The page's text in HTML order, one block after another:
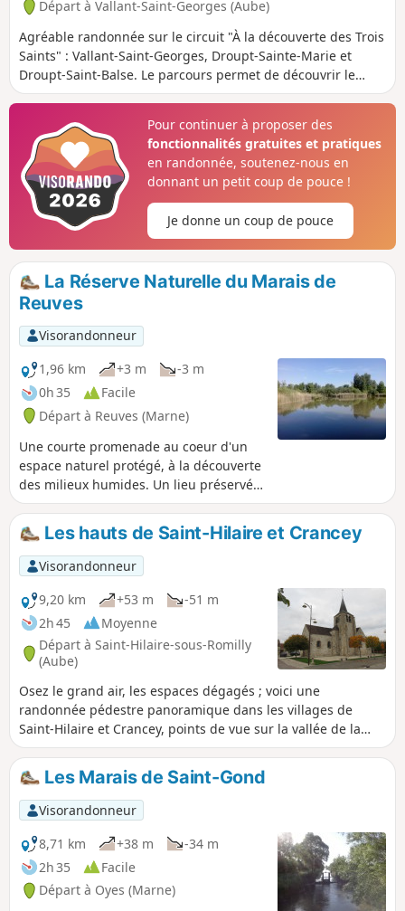
Départ à Vallant-Saint-Georges (Aube)
Agréable randonnée sur le circuit "À la découverte des Trois
Saints" : Vallant-Saint-Georges, Droupt-Sainte-Marie et
Droupt-Saint-Balse. Le parcours permet de découvrir le
riche patrimoine culturel, faunistique et floristique qui
Haute Seine, de la Seine et des étangs dont celui du Brun.
Pour continuer à proposer des
fonctionnalités gratuites et pratiques
en randonnée, soutenez-nous en
donnant un petit coup de pouce !
Je donne un coup de pouce
La Réserve Naturelle du Marais de
Reuves
Visorandonneur
1,96 km
+3 m
-3 m
0h 35
Facile
Départ à Reuves (Marne)
Une courte promenade au coeur d'un
espace naturel protégé, à la découverte
des milieux humides. Un lieu préservé,
riche en biodiversité, à découvrir au
printemps ou en été.
Les hauts de Saint-Hilaire et Crancey
Visorandonneur
9,20 km
+53 m
-51 m
2h 45
Moyenne
Départ à Saint-Hilaire-sous-Romilly
(Aube)
Osez le grand air, les espaces dégagés ; voici une
randonnée pédestre panoramique dans les villages de
Saint-Hilaire et Crancey, points de vue sur la vallée de la
Seine, les coteaux Champenois et la plaine céréalière est
direction de Troyes.
Les Marais de Saint-Gond
Visorandonneur
8,71 km
+38 m
-34 m
2h 35
Facile
Départ à Oyes (Marne)